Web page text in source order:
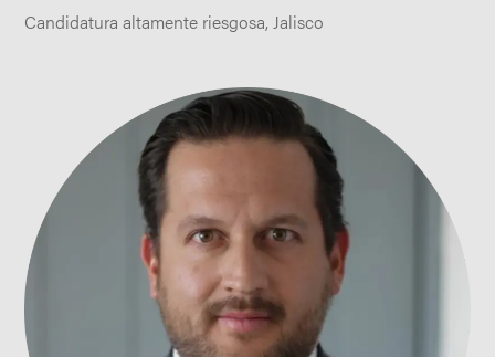
Candidatura altamente riesgosa,Jalisco